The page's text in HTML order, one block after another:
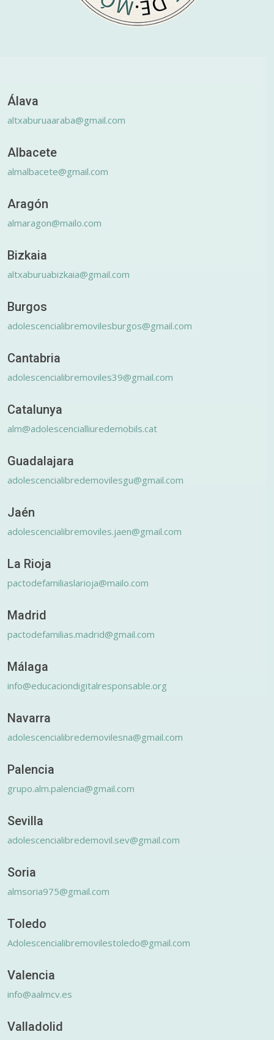
Álava
altxaburuaaraba@gmail.com
Albacete
almalbacete@gmail.com
Aragón
almaragon@mailo.com
Bizkaia
altxaburuabizkaia@gmail.com
Burgos
adolescencialibremovilesburgos@gmail.com
Cantabria
adolescencialibremoviles39@gmail.com
Catalunya
alm@adolescencialliuredemobils.cat
Guadalajara
adolescencialibredemovilesgu@gmail.com
Jaén
adolescencialibremoviles.jaen@gmail.com
La Rioja
pactodefamiliaslarioja@mailo.com
Madrid
pactodefamilias.madrid@gmail.com
Málaga
info@educaciondigitalresponsable.org
Navarra
adolescencialibredemovilesna@gmail.com
Palencia
grupo.alm.palencia@gmail.com
Sevilla
adolescencialibredemovil.sev@gmail.com
Soria
almsoria975@gmail.com
Toledo
Adolescencialibremovilestoledo@gmail.com
Valencia
info@aalmcv.es
Valladolid